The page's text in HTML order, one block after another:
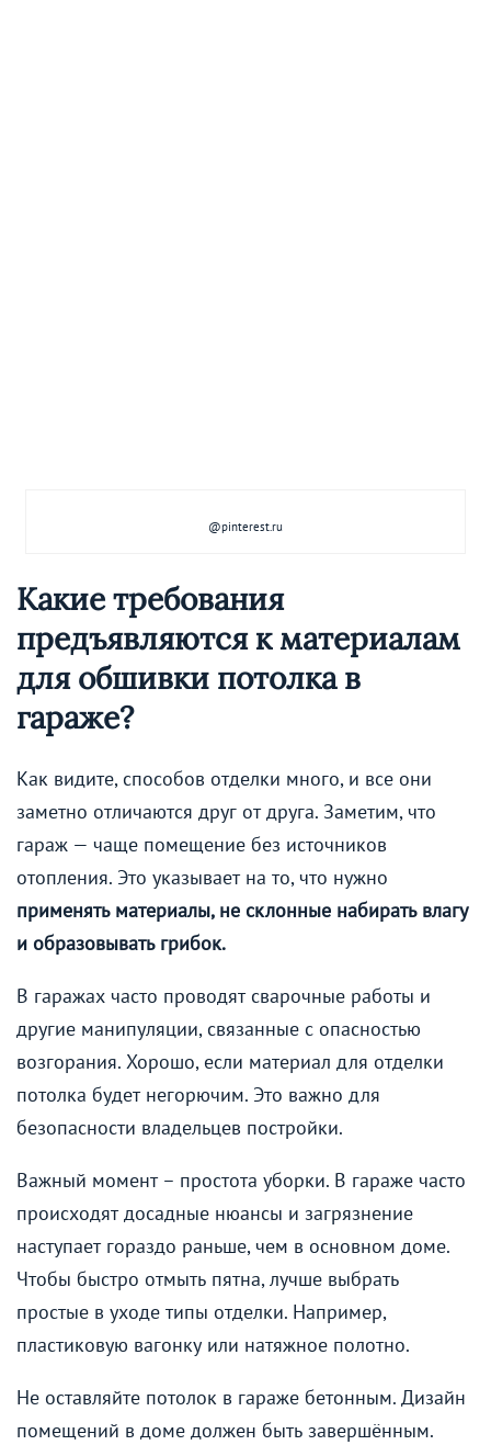
@pinterest.ru
Какие требования
предъявляются к материалам
для обшивки потолка в
гараже?
Как видите, способов отделки много, и все они
заметно отличаются друг от друга. Заметим, что
гараж — чаще помещение без источников
отопления. Это указывает на то, что нужно
применять материалы, не склонные набирать влагу
и образовывать грибок.
В гаражах часто проводят сварочные работы и
другие манипуляции, связанные с опасностью
возгорания. Хорошо, если материал для отделки
потолка будет негорючим. Это важно для
безопасности владельцев постройки.
Важный момент – простота уборки. В гараже часто
происходят досадные нюансы и загрязнение
наступает гораздо раньше, чем в основном доме.
Чтобы быстро отмыть пятна, лучше выбрать
простые в уходе типы отделки. Например,
пластиковую вагонку или натяжное полотно.
Не оставляйте потолок в гараже бетонным. Дизайн
помещений в доме должен быть завершённым.